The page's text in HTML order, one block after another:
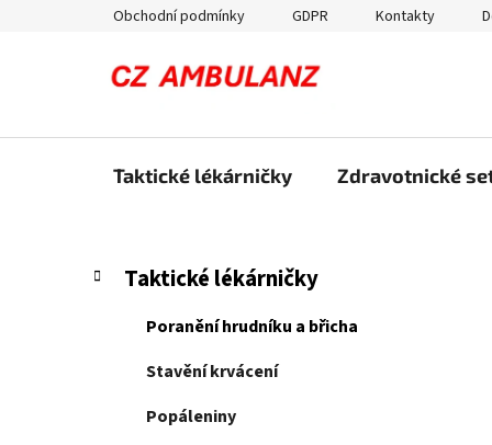
Obchodní podmínky GDPR Kontakty
Taktické lékárničky Zdravotnické
P
Přeskočit
kategorie
K
a
Taktické lékárničky
Poranění hrudníku a břicha
Stavění krvácení
Popáleniny